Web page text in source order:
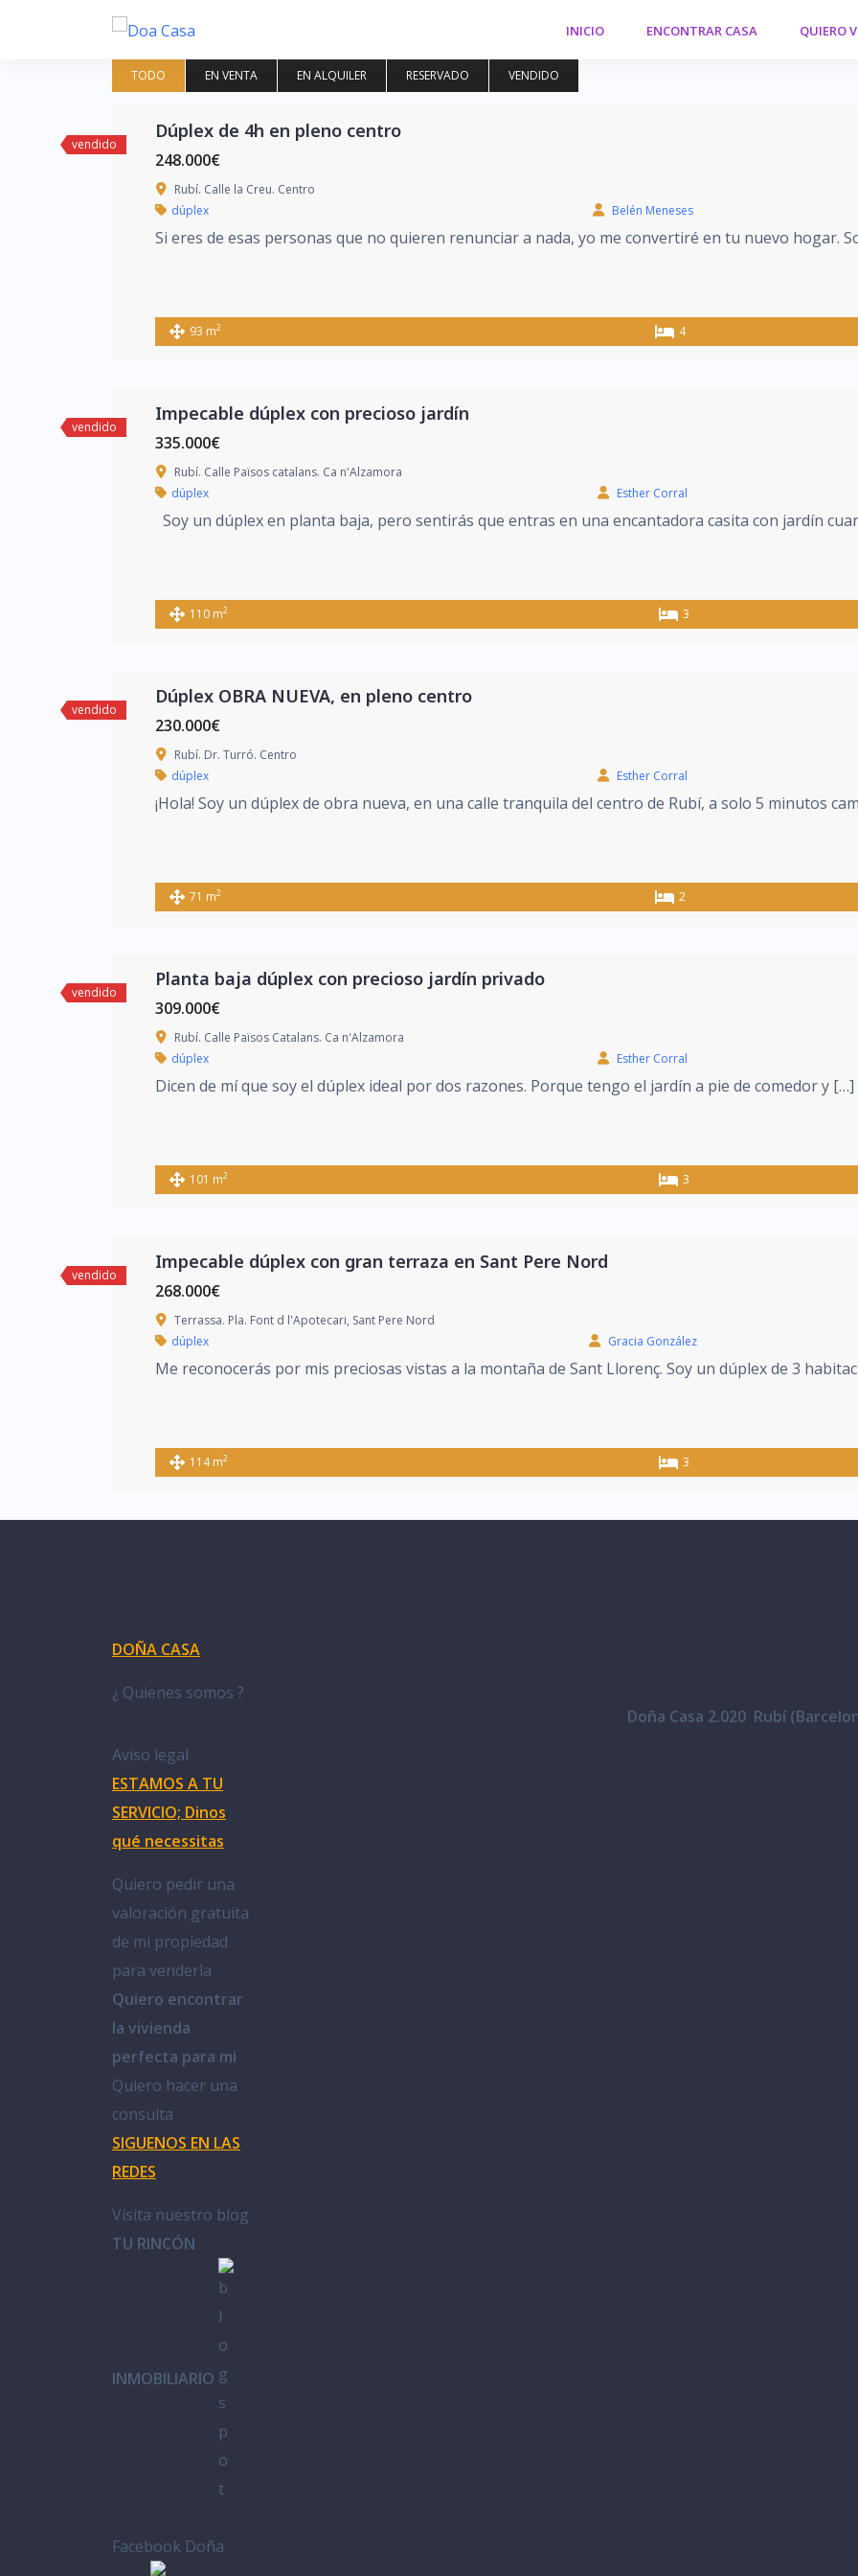
INICIO ENCONTRAR CASA QUIERO
TODO EN VENTA EN ALQUILER RESERVADO VENDIDO
vendido
Dúplex de 4h en pleno centro
248.000€
Rubí. Calle la Creu. Centro
dúplex
Belén Meneses
Si eres de esas personas que no quieren renunciar a nada, yo me convertiré en tu nuevo hogar.
93 m2 4
vendido
Impecable dúplex con precioso jardín
335.000€
Rubí. Calle Països catalans. Ca n'Alzamora
dúplex
Esther Corral
Soy un dúplex en planta baja, pero sentirás que entras en una encantadora casita con jardín
110 m2 3
vendido
Dúplex OBRA NUEVA, en pleno centro
230.000€
Rubí. Dr. Turró. Centro
dúplex
Esther Corral
¡Hola! Soy un dúplex de obra nueva, en una calle tranquila del centro de Rubí, a solo 5 minutos
71 m2 2
vendido
Planta baja dúplex con precioso jardín privado
309.000€
Rubí. Calle Països Catalans. Ca n'Alzamora
dúplex
Esther Corral
Dicen de mí que soy el dúplex ideal por dos razones. Porque tengo el jardín a pie de comedor y […]
101 m2 3
vendido
Impecable dúplex con gran terraza en Sant Pere Nord
268.000€
Terrassa. Pla. Font d l'Apotecari, Sant Pere Nord
dúplex
Gracia González
Me reconocerás por mis preciosas vistas a la montaña de Sant Llorenç. Soy un dúplex de 3
114 m2 3
DOÑA CASA
¿ Quienes somos ?
Aviso legal
ESTAMOS A TU
SERVICIO; Dinos
qué necessitas
Quiero pedir una
valoración gratuita
de mi propiedad
para venderla
Quiero encontrar
la vivienda
perfecta para mi
Quiero hacer una
consulta
SIGUENOS EN LAS
REDES
Visita nuestro blog
TU RINCÓN
INMOBILIARIO
Facebook Doña